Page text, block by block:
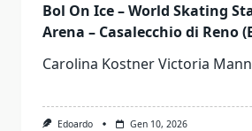
Bol On Ice – World Skating
Arena – Casalecchio di Reno
Carolina Kostner Victoria
Edoardo Gen 10, 2026